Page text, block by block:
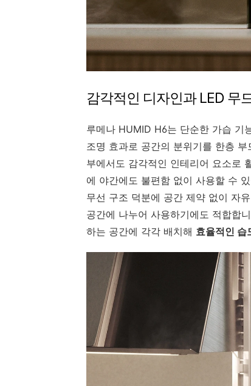
감각적인 디자인과 LED 무
루메나 HUMID H6는 단순한 가습 기
조명 효과로 공간의 분위기를 한층
부에서도 감각적인 인테리어 요소로
에 야간에도 불편함 없이 사용할 수
무선 구조 덕분에 공간 제약 없이 자
공간에 나누어 사용하기에도 적합합
하는 공간에 각각 배치해 효율적인 습